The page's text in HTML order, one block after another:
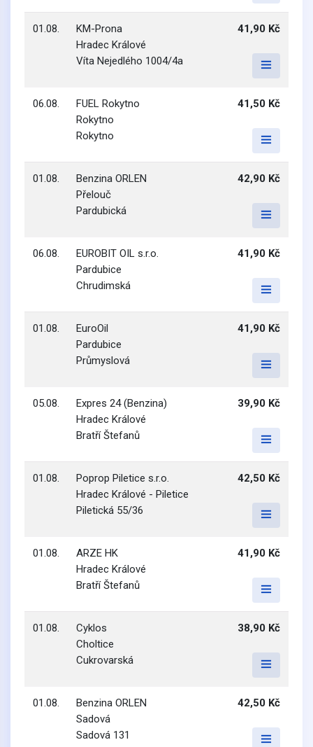
01.08.
KM-Prona
Hradec Králové
Víta Nejedlého 1004/4a
41,90 Kč
06.08.
FUEL Rokytno
Rokytno
Rokytno
41,50 Kč
01.08.
Benzina ORLEN
Přelouč
Pardubická
42,90 Kč
06.08.
EUROBIT OIL s.r.o.
Pardubice
Chrudimská
41,90 Kč
01.08.
EuroOil
Pardubice
Průmyslová
41,90 Kč
05.08.
Expres 24 (Benzina)
Hradec Králové
Bratří Štefanů
39,90 Kč
01.08.
Poprop Piletice s.r.o.
Hradec Králové - Piletice
Piletická 55/36
42,50 Kč
01.08.
ARZE HK
Hradec Králové
Bratří Štefanů
41,90 Kč
01.08.
Cyklos
Choltice
Cukrovarská
38,90 Kč
01.08.
Benzina ORLEN
Sadová
Sadová 131
42,50 Kč